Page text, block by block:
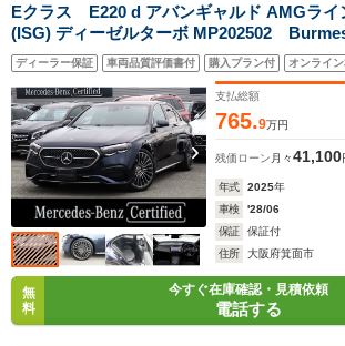
Eクラス E220 d アバンギャルド AMGライ
(ISG) ディーゼルターボ MP202502
ンドサウンドシステム アクティブアンビ
ト ドライバーモニタリングカメラ ワイヤ
ジング フットトランクオープナー メモリ
ーシート シートヒーター
ディーラー保証 車両品質評価書付 購入プラン付 オンライ
支払総額
765.9万円
残価ローン 月々41,100
年式 2025年
車検
'28/06
保証
保証付
住所
大阪府箕面市
無
料
今すぐ在庫確認・見積依頼
電話する